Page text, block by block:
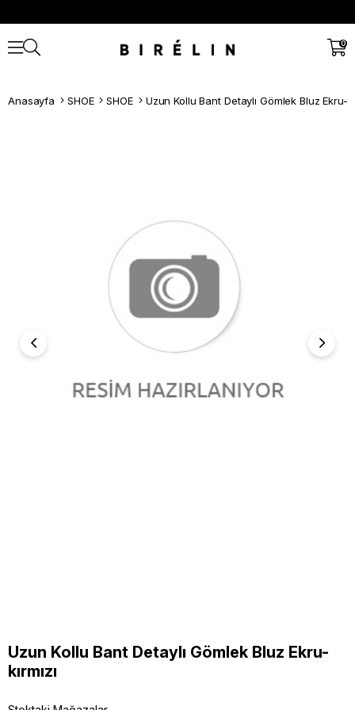
0
Anasayfa SHOE SHOE Uzun Kollu Bant Detaylı Gömlek Bluz Ekru-
Uzun Kollu Bant Detaylı Gömlek Bluz Ekru-
kırmızı